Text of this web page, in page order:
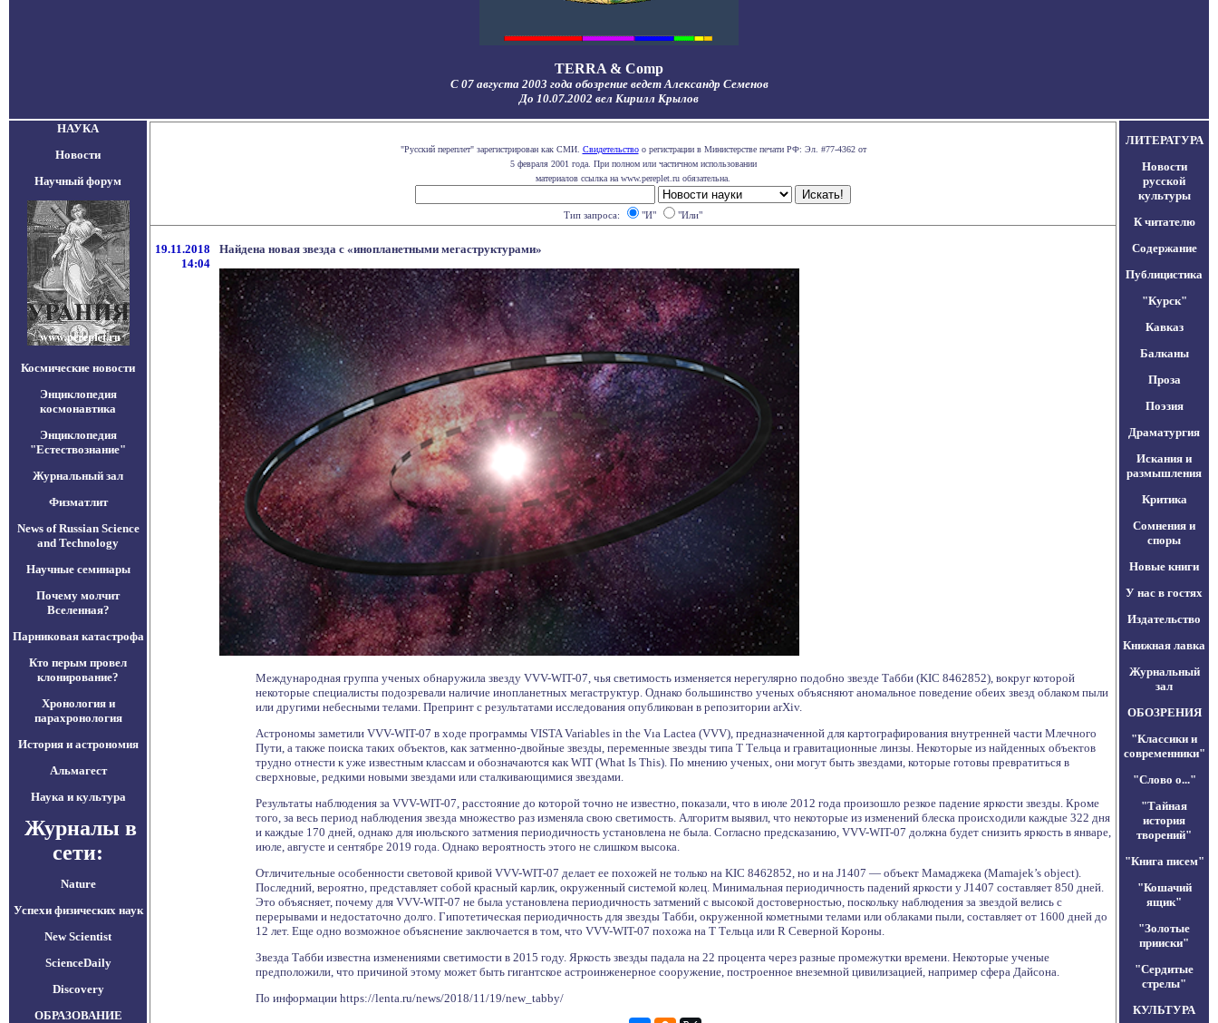
TERRA & Comp
С 07 августа 2003 года обозрение ведет Александр Семенов
До 10.07.2002 вел Кирилл Крылов
НАУКА
Новости
Научный форум
Космические новости
Энциклопедия
космонавтика
Энциклопедия
"Естествознание"
Журнальный зал
Физматлит
News of Russian Science
and Technology
Научные семинары
Почему молчит
Вселенная?
Парниковая катастрофа
Кто перым провел
клонирование?
Хронология и
парахронология
История и астрономия
Альмагест
Наука и культура
Журналы в
сети:
Nature
Успехи физических наук
New Scientist
ScienceDaily
Discovery
ОБРАЗОВАНИЕ
"Русский переплет" зарегистрирован как СМИ. Свидетельствоо регистрации в Министерстве печати РФ: Эл. #77-4362 от
5 февраля 2001 года. При полном или частичном использовании
материалов ссылка на www.pereplet.ru обязательна.
Тип запроса: "И" "Или"
19.11.2018
14:04
Найдена новая звезда с «инопланетными мегаструктурами»
Международная группа ученых обнаружила звезду VVV-WIT-07, чья светимость изменяется нерегулярно подобно звезде Табби (KIC 8462852), вокруг которой
некоторые специалисты подозревали наличие инопланетных мегаструктур. Однако большинство ученых объясняют аномальное поведение обеих звезд облаком пыли
или другими небесными телами. Препринт с результатами исследования опубликован в репозитории arXiv.
Астрономы заметили VVV-WIT-07 в ходе программы VISTA Variables in the Vıa Lactea (VVV), предназначенной для картографирования внутренней части Млечного
Пути, а также поиска таких объектов, как затменно-двойные звезды, переменные звезды типа Т Тельца и гравитационные линзы. Некоторые из найденных объектов
трудно отнести к уже известным классам и обозначаются как WIT (What Is This). По мнению ученых, они могут быть звездами, которые готовы превратиться в
сверхновые, редкими новыми звездами или сталкивающимися звездами.
Результаты наблюдения за VVV-WIT-07, расстояние до которой точно не известно, показали, что в июле 2012 года произошло резкое падение яркости звезды. Кроме
того, за весь период наблюдения звезда множество раз изменяла свою светимость. Алгоритм выявил, что некоторые из изменений блеска происходили каждые 322 дня
и каждые 170 дней, однако для июльского затмения периодичность установлена не была. Согласно предсказанию, VVV-WIT-07 должна будет снизить яркость в январе,
июле, августе и сентябре 2019 года. Однако вероятность этого не слишком высока.
Отличительные особенности световой кривой VVV-WIT-07 делает ее похожей не только на KIC 8462852, но и на J1407 — объект Мамаджека (Mamajek’s object).
Последний, вероятно, представляет собой красный карлик, окруженный системой колец. Минимальная периодичность падений яркости у J1407 составляет 850 дней.
Это объясняет, почему для VVV-WIT-07 не была установлена периодичность затмений с высокой достоверностью, поскольку наблюдения за звездой велись с
перерывами и недостаточно долго. Гипотетическая периодичность для звезды Табби, окруженной кометными телами или облаками пыли, составляет от 1600 дней до
12 лет. Еще одно возможное объяснение заключается в том, что VVV-WIT-07 похожа на Т Тельца или R Северной Короны.
Звезда Табби известна изменениями светимости в 2015 году. Яркость звезды падала на 22 процента через разные промежутки времени. Некоторые ученые
предположили, что причиной этому может быть гигантское астроинженерное сооружение, построенное внеземной цивилизацией, например сфера Дайсона.
По информации https://lenta.ru/news/2018/11/19/new_tabby/
ЛИТЕРАТУРА
Новости
русской
культуры
К читателю
Содержание
Публицистика
"Курск"
Кавказ
Балканы
Проза
Поэзия
Драматургия
Искания и
размышления
Критика
Сомнения и
споры
Новые книги
У нас в гостях
Издательство
Книжная лавка
Журнальный
зал
ОБОЗРЕНИЯ
"Классики и
современники"
"Слово о..."
"Тайная
история
творений"
"Книга писем"
"Кошачий
ящик"
"Золотые
прииски"
"Сердитые
стрелы"
КУЛЬТУРА